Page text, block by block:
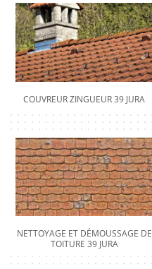
COUVREUR ZINGUEUR 39 JURA
NETTOYAGE ET DÉMOUSSAGE DE
TOITURE 39 JURA